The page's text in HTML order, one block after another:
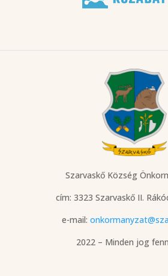
Szarvaskő Község
cím: 3323 Szarvaskő II.
e-mail:
2022 – Minden jog